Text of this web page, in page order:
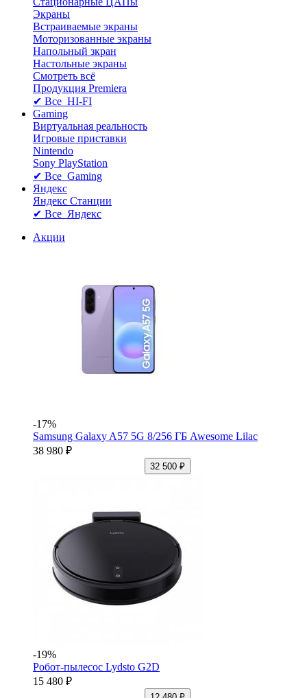
Экраны
Встраиваемые экраны
Моторизованные экраны
Напольный зкран
Настольные экраны
Смотреть всё
Продукция Premiera
✔ Все HI-FI
Gaming
Виртуальная реальность
Игровые приставки
Nintendo
Sony PlayStation
✔ Все Gaming
Яндекс
Яндекс Станции
✔ Все Яндекс
Акции
-17%
Samsung Galaxy A57 5G 8/256 ГБ Awesome Lilac
38 980 ₽
32 500 ₽
-19%
Робот-пылесос Lydsto G2D
15 480 ₽